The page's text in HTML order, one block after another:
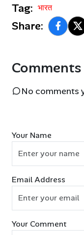
Tag: भारत
Share:
Comments
No comments
Your Name
Email Address
Your Comment